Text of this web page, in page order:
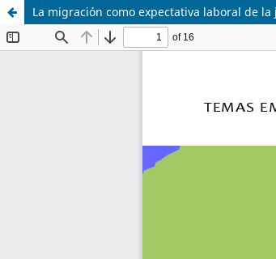
La migración como expectativa laboral de